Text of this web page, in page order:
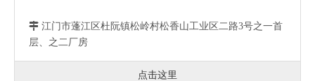
 江门市蓬江区杜阮镇松岭村松香山工业区二路3号之一首
层、之二厂房
点击这里